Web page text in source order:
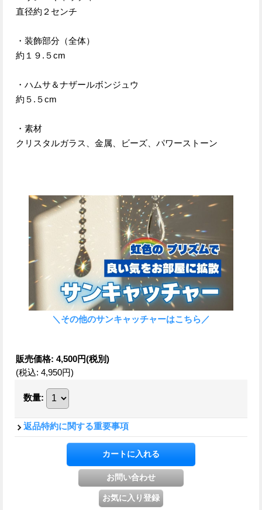
直径約２センチ
・装飾部分（全体）
約１９.５cm
・ハムサ＆ナザールボンジュウ
約５.５cm
・素材
クリスタルガラス、金属、ビーズ、パワーストーン
＼その他のサンキャッチャーはこちら／
販売価格: 4,500円(税別)
(税込: 4,950円)
数量:
返品特約に関する重要事項